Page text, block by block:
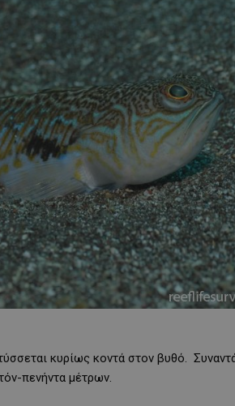
κυρίως κοντά στον βυθό.
πενήντα μέτρων.